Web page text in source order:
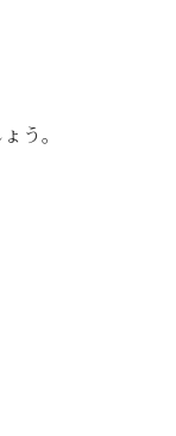
う。